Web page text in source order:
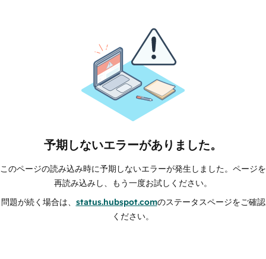
予期しないエラーがありました。
このページの読み込み時に予期しないエラーが発生しました。ページを
再読み込みし、もう一度お試しください。
問題が続く場合は、 status.hubspot.comのステータスページをご確認
ください。